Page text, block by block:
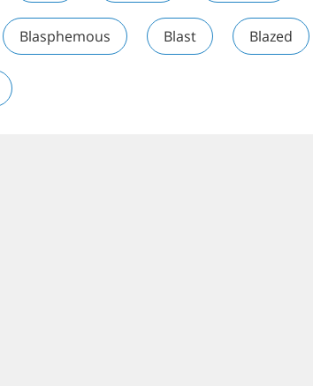
Blasphemous Blast Blazed